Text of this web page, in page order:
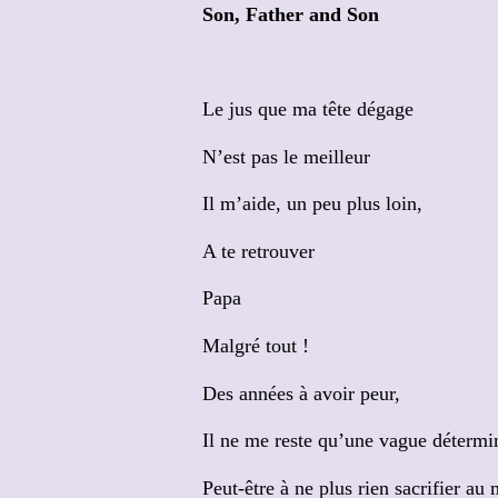
Son, Father and Son
Le jus que ma tête dégage
N’est pas le meilleur
Il m’aide, un peu plus loin,
A te retrouver
Papa
Malgré tout !
Des années à avoir peur,
Il ne me reste qu’une vague
Peut-être à ne plus rien sacrifier au